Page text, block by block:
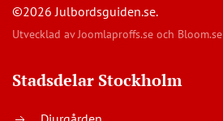
©2026 Julbordsguiden.se.
Utvecklad avJoomlaproffs.se och Bloom.se
Stadsdelar Stockholm